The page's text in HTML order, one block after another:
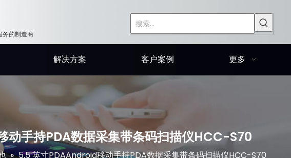
务的制造商
解决方案 客户案例 更多
手持PDA数据采集带条码扫描仪HCC-S70
» 5.5 英寸PDAAndroid移动手持PDA数据采集带条码扫描仪HCC-S70